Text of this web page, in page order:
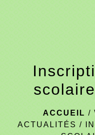
ACCUEIL /
ACTUALITÉS /